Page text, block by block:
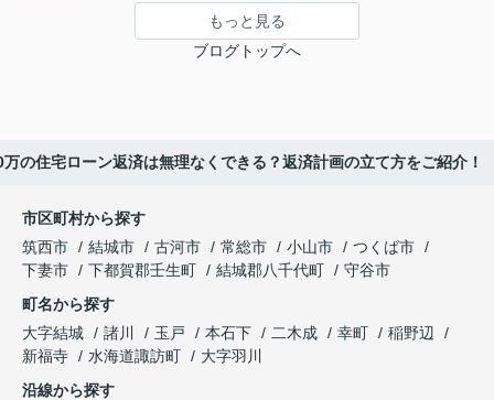
もっと見る
ブログトップへ
の住宅ローン返済は無理なくできる？返済計画の立て方をご紹介！
市区町村から探す
筑西市
結城市 古河市 常総市 小山市
つくば市
下妻市
下都賀郡壬生町 結城郡八千代町
守谷市
町名から探す
大字結城
諸川 玉戸 本石下 二木成 幸町
稲野辺
新福寺
水海道諏訪町
大字羽川
沿線から探す